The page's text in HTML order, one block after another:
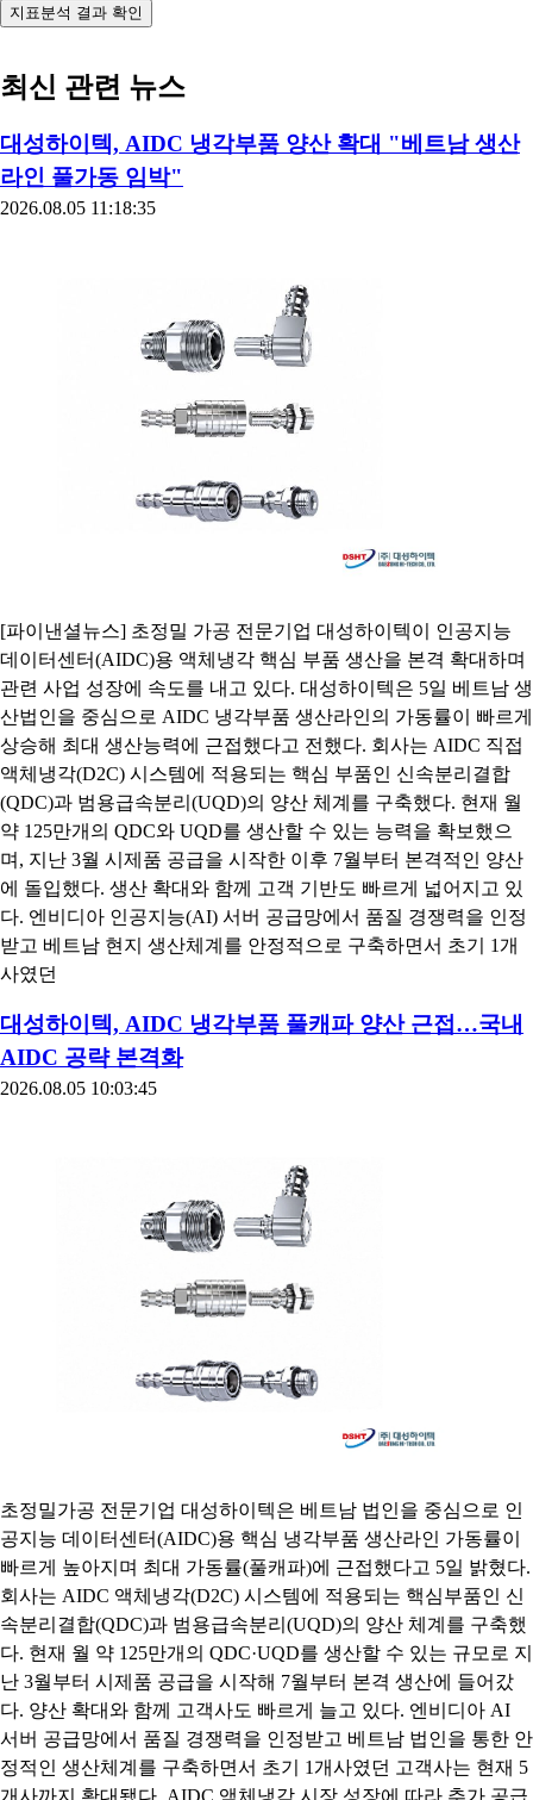
지표분석 결과 확인
최신 관련 뉴스
대성하이텍, AIDC 냉각부품 양산 확대 "베트남 생산
라인 풀가동 임박"
2026.08.05 11:18:35
[파이낸셜뉴스] 초정밀 가공 전문기업 대성하이텍이 인공지능
데이터센터(AIDC)용 액체냉각 핵심 부품 생산을 본격 확대하며
관련 사업 성장에 속도를 내고 있다. 대성하이텍은 5일 베트남 생
산법인을 중심으로 AIDC 냉각부품 생산라인의 가동률이 빠르게
상승해 최대 생산능력에 근접했다고 전했다. 회사는 AIDC 직접
액체냉각(D2C) 시스템에 적용되는 핵심 부품인 신속분리결합
(QDC)과 범용급속분리(UQD)의 양산 체계를 구축했다. 현재 월
약 125만개의 QDC와 UQD를 생산할 수 있는 능력을 확보했으
며, 지난 3월 시제품 공급을 시작한 이후 7월부터 본격적인 양산
에 돌입했다. 생산 확대와 함께 고객 기반도 빠르게 넓어지고 있
다. 엔비디아 인공지능(AI) 서버 공급망에서 품질 경쟁력을 인정
받고 베트남 현지 생산체계를 안정적으로 구축하면서 초기 1개
사였던
대성하이텍, AIDC 냉각부품 풀캐파 양산 근접…국내
AIDC 공략 본격화
2026.08.05 10:03:45
초정밀가공 전문기업 대성하이텍은 베트남 법인을 중심으로 인
공지능 데이터센터(AIDC)용 핵심 냉각부품 생산라인 가동률이
빠르게 높아지며 최대 가동률(풀캐파)에 근접했다고 5일 밝혔다.
회사는 AIDC 액체냉각(D2C) 시스템에 적용되는 핵심부품인 신
속분리결합(QDC)과 범용급속분리(UQD)의 양산 체계를 구축했
다. 현재 월 약 125만개의 QDC·UQD를 생산할 수 있는 규모로 지
난 3월부터 시제품 공급을 시작해 7월부터 본격 생산에 들어갔
다. 양산 확대와 함께 고객사도 빠르게 늘고 있다. 엔비디아 AI
서버 공급망에서 품질 경쟁력을 인정받고 베트남 법인을 통한 안
정적인 생산체계를 구축하면서 초기 1개사였던 고객사는 현재 5